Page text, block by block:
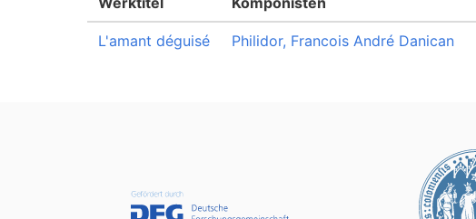
L'amant déguisé Philidor, Francois André Danican